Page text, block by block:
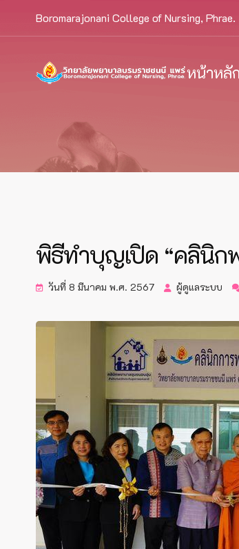
Boromarajonani College of Nursing, Phrae.
หน้าหลัก
พิธีทำบุญเปิด “คลินิก
วันที่ 8 มีนาคม พ.ศ. 2567 ผู้ดูแลระบบ